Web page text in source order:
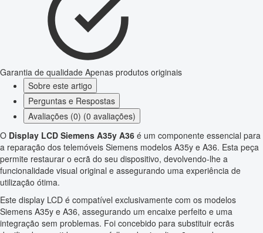
Garantia de qualidade Apenas produtos originais
Sobre este artigo
Perguntas e Respostas
Avaliações (0) (0 avaliações)
O Display LCD Siemens A35y A36 é um componente essencial para
a reparação dos telemóveis Siemens modelos A35y e A36. Esta peça
permite restaurar o ecrã do seu dispositivo, devolvendo-lhe a
funcionalidade visual original e assegurando uma experiência de
utilização ótima.
Este display LCD é compatível exclusivamente com os modelos
Siemens A35y e A36, assegurando um encaixe perfeito e uma
integração sem problemas. Foi concebido para substituir ecrãs